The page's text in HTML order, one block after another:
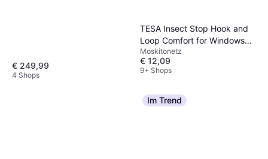
€ 249,99
4 Shops
TESA Insect Stop Hook and
Loop Comfort for Windows
130x130cm
Moskitonetz
€ 12,09
9+ Shops
Im Trend